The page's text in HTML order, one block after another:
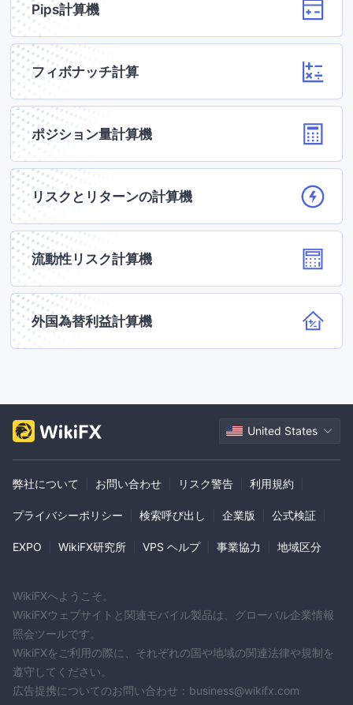
Pips計算機
フィボナッチ計算
ポジション量計算機
リスクとリターンの計算機
流動性リスク計算機
外国為替利益計算機
United States
弊社について お問い合わせ リスク警告 利用規約
プライバシーポリシー 検索呼び出し 企業版 公式検証
EXPO WikiFX研究所 VPS ヘルプ 事業協力 地域区分
WikiFXへようこそ。
WikiFXウェブサイトと関連モバイル製品は、グローバル企業情報
照会ツールです。
WikiFXをご利用の際に、それぞれの国や地域の関連法律や規制を
遵守してください。
広告提携についてのお問い合わせ：business@wikifx.com